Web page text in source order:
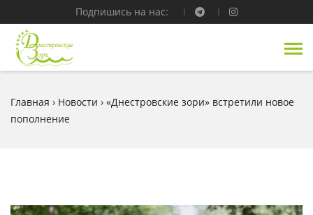
Подпишись на нас:
Главная › Новости › «Днестровские зори» встретили новое
пополнение